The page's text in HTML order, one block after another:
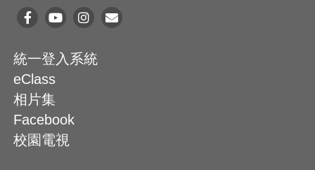
統一登入系統
eClass
相片集
Facebook
校園電視